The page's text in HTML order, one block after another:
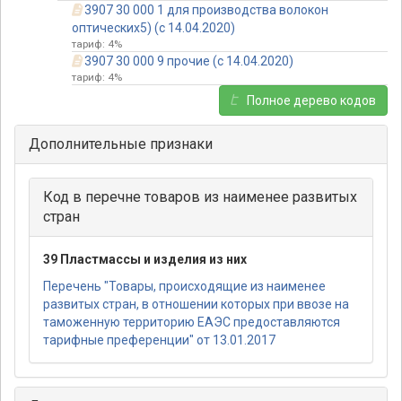
3907 30 000 1 для производства волокон
оптических5) (с 14.04.2020)
тариф: 4%
3907 30 000 9 прочие (с 14.04.2020)
тариф: 4%
Полное дерево кодов
Дополнительные признаки
Код в перечне товаров из наименее развитых
стран
39 Пластмассы и изделия из них
Перечень "Товары, происходящие из наименее
развитых стран, в отношении которых при ввозе на
таможенную территорию ЕАЭС предоставляются
тарифные преференции" от 13.01.2017